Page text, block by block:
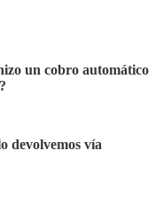
un cobro automático
devolvemos vía